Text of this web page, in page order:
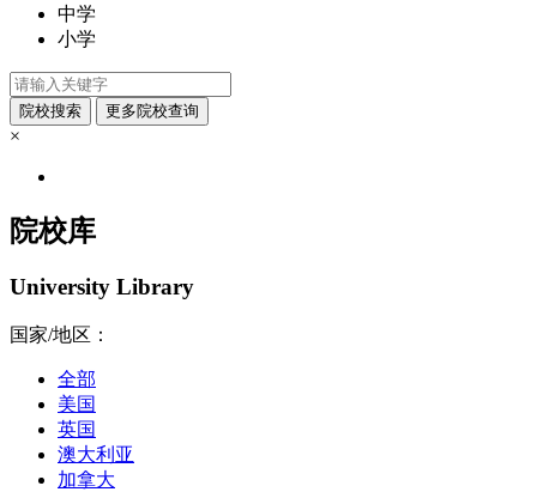
中学
小学
×
院校库
University Library
国家/地区：
全部
美国
英国
澳大利亚
加拿大